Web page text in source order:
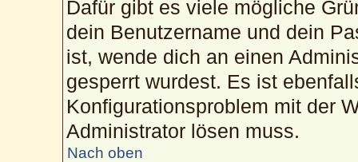
Dafür gibt es viele mögliche
dein Benutzername und dein
ist, wende dich an einen
gesperrt wurdest. Es ist
Konfigurationsproblem mit der
Administrator lösen muss.
Nach oben